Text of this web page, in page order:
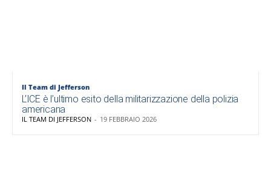
Il Team di Jefferson
L’ICE è l’ultimo esito della militarizzazione della polizia
americana
IL TEAM DI JEFFERSON - 19 FEBBRAIO 2026